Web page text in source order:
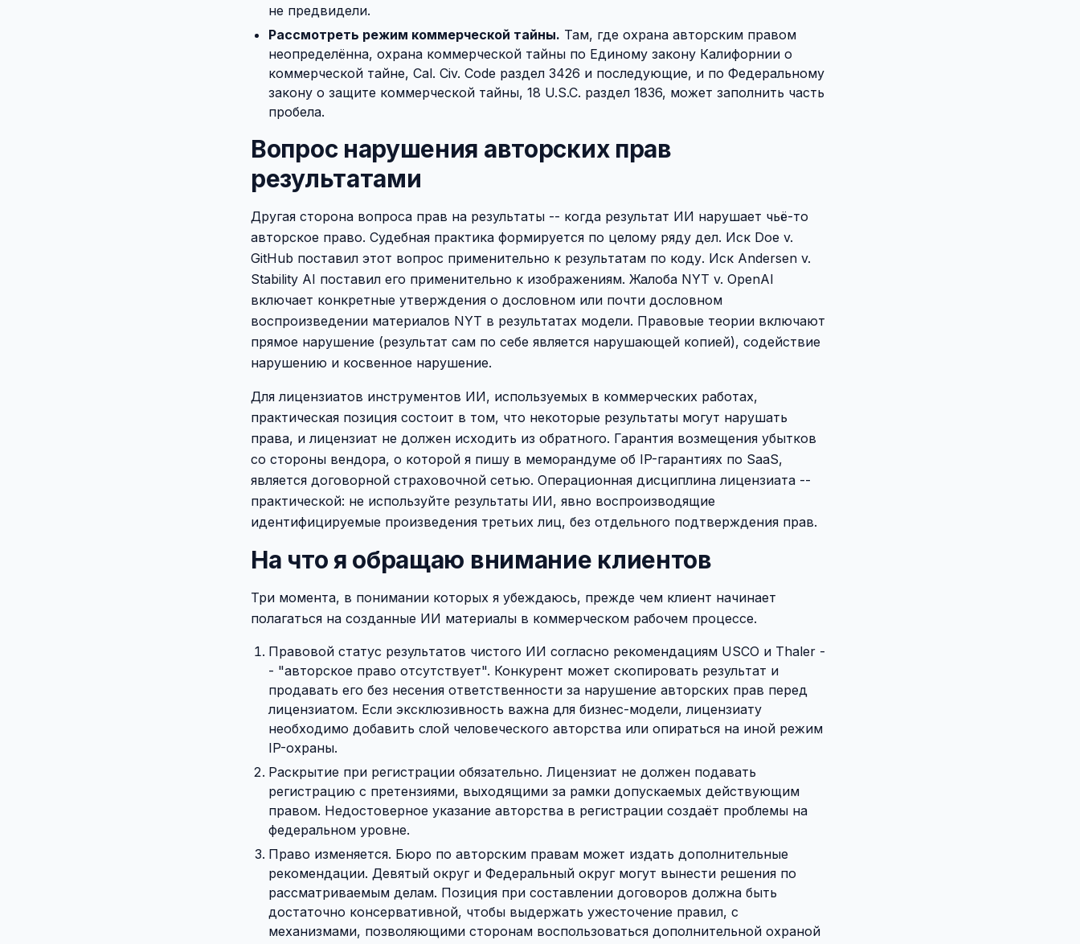
не предвидели.
Рассмотреть режим коммерческой тайны. Там, где охрана авторским правом
неопределённа, охрана коммерческой тайны по Единому закону Калифорнии о
коммерческой тайне, Cal. Civ. Code раздел 3426 и последующие, и по Федеральному
закону о защите коммерческой тайны, 18 U.S.C. раздел 1836, может заполнить часть
пробела.
Вопрос нарушения авторских прав
результатами
Другая сторона вопроса прав на результаты -- когда результат ИИ нарушает чьё-то
авторское право. Судебная практика формируется по целому ряду дел. Иск Doe v.
GitHub поставил этот вопрос применительно к результатам по коду. Иск Andersen v.
Stability AI поставил его применительно к изображениям. Жалоба NYT v. OpenAI
включает конкретные утверждения о дословном или почти дословном
воспроизведении материалов NYT в результатах модели. Правовые теории включают
прямое нарушение (результат сам по себе является нарушающей копией), содействие
нарушению и косвенное нарушение.
Для лицензиатов инструментов ИИ, используемых в коммерческих работах,
практическая позиция состоит в том, что некоторые результаты могут нарушать
права, и лицензиат не должен исходить из обратного. Гарантия возмещения убытков
со стороны вендора, о которой я пишу в меморандуме об IP-гарантиях по SaaS,
является договорной страховочной сетью. Операционная дисциплина лицензиата --
практической: не используйте результаты ИИ, явно воспроизводящие
идентифицируемые произведения третьих лиц, без отдельного подтверждения прав.
На что я обращаю внимание клиентов
Три момента, в понимании которых я убеждаюсь, прежде чем клиент начинает
полагаться на созданные ИИ материалы в коммерческом рабочем процессе.
Правовой статус результатов чистого ИИ согласно рекомендациям USCO и Thaler -
- "авторское право отсутствует". Конкурент может скопировать результат и
продавать его без несения ответственности за нарушение авторских прав перед
лицензиатом. Если эксклюзивность важна для бизнес-модели, лицензиату
необходимо добавить слой человеческого авторства или опираться на иной режим
IP-охраны.
Раскрытие при регистрации обязательно. Лицензиат не должен подавать
регистрацию с претензиями, выходящими за рамки допускаемых действующим
правом. Недостоверное указание авторства в регистрации создаёт проблемы на
федеральном уровне.
Право изменяется. Бюро по авторским правам может издать дополнительные
рекомендации. Девятый округ и Федеральный округ могут вынести решения по
рассматриваемым делам. Позиция при составлении договоров должна быть
достаточно консервативной, чтобы выдержать ужесточение правил, с
механизмами, позволяющими сторонам воспользоваться дополнительной охраной